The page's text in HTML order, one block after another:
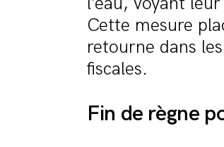
Cette mesure
retourne dans
fiscales.
Fin de règne